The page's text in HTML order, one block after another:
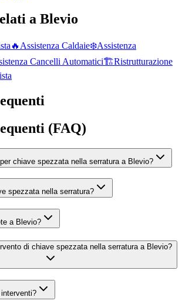
a Blevio
🔥 Assistenza Caldaie❄️Assistenza
Cancelli Automatici🏗️Ristrutturazione
(FAQ)
chiave spezzata nella serratura a Blevio?
spezzata nella serratura?
a Blevio?
di chiave spezzata nella serratura a Blevio?